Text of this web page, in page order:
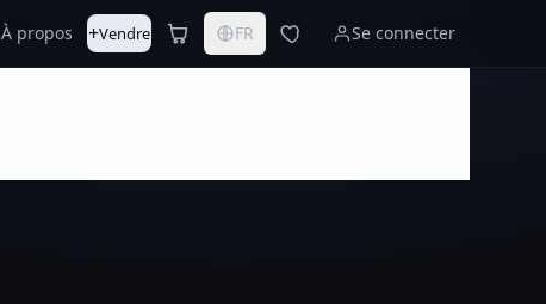
À propos +Vendre FR Se connecter